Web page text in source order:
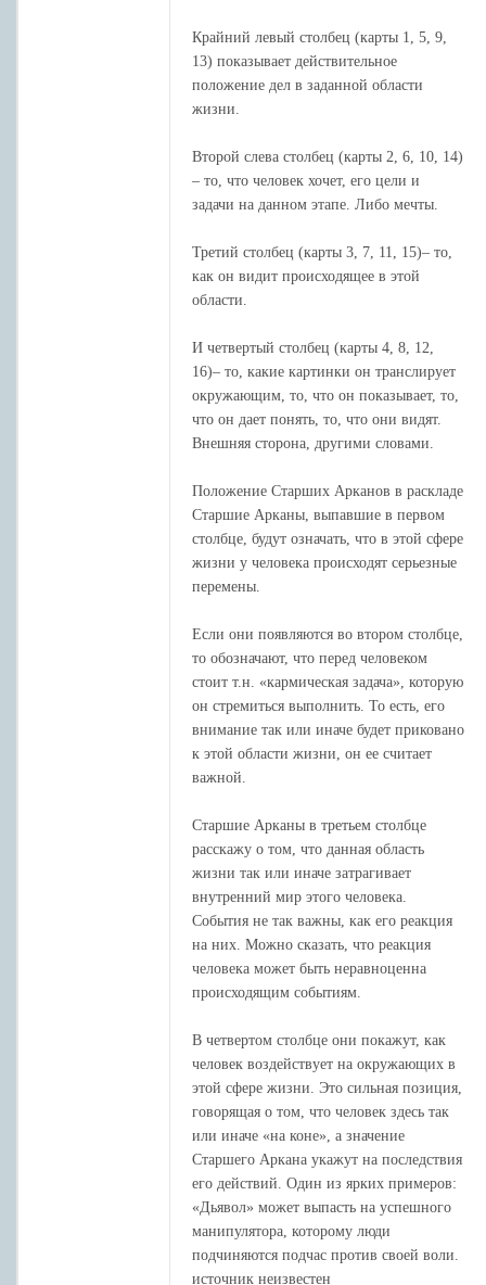
Крайний левый столбец (карты 1, 5, 9,
13) показывает действительное
положение дел в заданной области
жизни.
Второй слева столбец (карты 2, 6, 10, 14)
– то, что человек хочет, его цели и
задачи на данном этапе. Либо мечты.
Третий столбец (карты 3, 7, 11, 15)– то,
как он видит происходящее в этой
области.
И четвертый столбец (карты 4, 8, 12,
16)– то, какие картинки он транслирует
окружающим, то, что он показывает, то,
что он дает понять, то, что они видят.
Внешняя сторона, другими словами.
Положение Старших Арканов в раскладе
Старшие Арканы, выпавшие в первом
столбце, будут означать, что в этой сфере
жизни у человека происходят серьезные
перемены.
Если они появляются во втором столбце,
то обозначают, что перед человеком
стоит т.н. «кармическая задача», которую
он стремиться выполнить. То есть, его
внимание так или иначе будет приковано
к этой области жизни, он ее считает
важной.
Старшие Арканы в третьем столбце
расскажу о том, что данная область
жизни так или иначе затрагивает
внутренний мир этого человека.
События не так важны, как его реакция
на них. Можно сказать, что реакция
человека может быть неравноценна
происходящим событиям.
В четвертом столбце они покажут, как
человек воздействует на окружающих в
этой сфере жизни. Это сильная позиция,
говорящая о том, что человек здесь так
или иначе «на коне», а значение
Старшего Аркана укажут на последствия
его действий. Один из ярких примеров:
«Дьявол» может выпасть на успешного
манипулятора, которому люди
подчиняются подчас против своей воли.
источник неизвестен